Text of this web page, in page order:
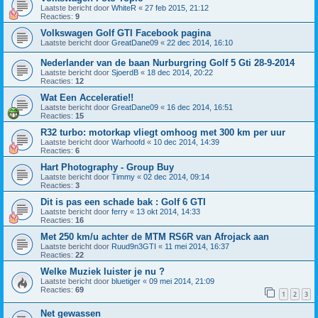
Laatste bericht door WhiteR « 27 feb 2015, 21:12
Reacties: 9
Volkswagen Golf GTI Facebook pagina
Laatste bericht door GreatDane09 « 22 dec 2014, 16:10
Nederlander van de baan Nurburgring Golf 5 Gti 28-9-2014
Laatste bericht door SjoerdB « 18 dec 2014, 20:22
Reacties: 12
Wat Een Acceleratie!!
Laatste bericht door GreatDane09 « 16 dec 2014, 16:51
Reacties: 15
R32 turbo: motorkap vliegt omhoog met 300 km per uur
Laatste bericht door Warhoofd « 10 dec 2014, 14:39
Reacties: 6
Hart Photography - Group Buy
Laatste bericht door Timmy « 02 dec 2014, 09:14
Reacties: 3
Dit is pas een schade bak : Golf 6 GTI
Laatste bericht door ferry « 13 okt 2014, 14:33
Reacties: 16
Met 250 km/u achter de MTM RS6R van Afrojack aan
Laatste bericht door Ruud9n3GTI « 11 mei 2014, 16:37
Reacties: 22
Welke Muziek luister je nu ?
Laatste bericht door bluetiger « 09 mei 2014, 21:09
Reacties: 69 1 2 3
Net gewassen